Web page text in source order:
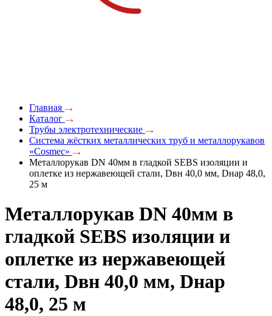
Главная
Каталог
Трубы электротехнические
Система жёстких металлических труб и металлорукавов
«Cosmec»
Металлорукав DN 40мм в гладкой SEBS изоляции и
оплетке из нержавеющей стали, Dвн 40,0 мм, Dнар 48,0,
25 м
Металлорукав DN 40мм в
гладкой SEBS изоляции и
оплетке из нержавеющей
стали, Dвн 40,0 мм, Dнар
48,0, 25 м